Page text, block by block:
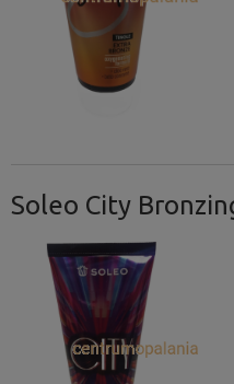
Soleo City